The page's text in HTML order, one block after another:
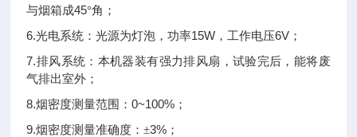
与烟箱成45°角；
6.光电系统：光源为灯泡，功率15W ，工作电压6V ；
7.排风系统：本机器装有强力排风扇，试验完后，能将废
气排出室外；
8.烟密度测量范围：0~100% ；
9.烟密度测量准确度：±3% ；